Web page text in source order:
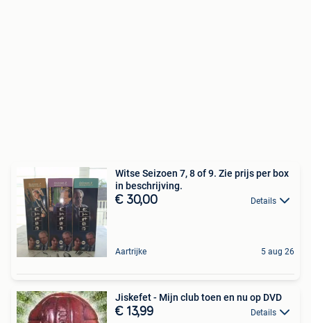
Witse Seizoen 7, 8 of 9. Zie prijs per box
in beschrijving.
€ 30,00 Details
Aartrijke 5 aug 26
Jiskefet - Mijn club toen en nu op DVD
€ 13,99 Details